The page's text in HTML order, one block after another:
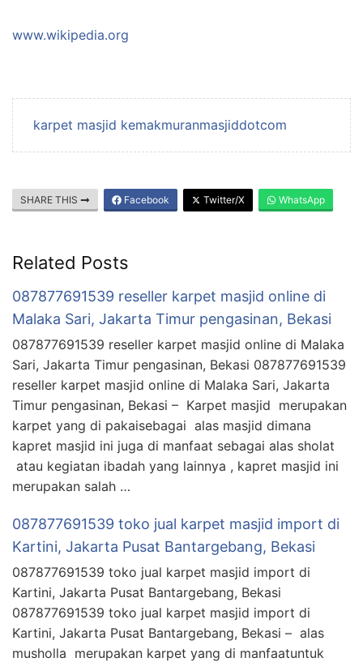
www.wikipedia.org
karpet masjid kemakmuranmasjiddotcom
SHARE THIS Facebook Twitter/X WhatsApp
Related Posts
087877691539 reseller karpet masjid online di
Malaka Sari, Jakarta Timur pengasinan, Bekasi
087877691539 reseller karpet masjid online di Malaka
Sari, Jakarta Timur pengasinan, Bekasi 087877691539
reseller karpet masjid online di Malaka Sari, Jakarta
Timur pengasinan, Bekasi – Karpet masjid merupakan
karpet yang di pakaisebagai alas masjid dimana
kapret masjid ini juga di manfaat sebagai alas sholat
atau kegiatan ibadah yang lainnya , kapret masjid ini
merupakan salah …
087877691539 toko jual karpet masjid import di
Kartini, Jakarta Pusat Bantargebang, Bekasi
087877691539 toko jual karpet masjid import di
Kartini, Jakarta Pusat Bantargebang, Bekasi
087877691539 toko jual karpet masjid import di
Kartini, Jakarta Pusat Bantargebang, Bekasi – alas
musholla merupakan karpet yang di manfaatuntuk